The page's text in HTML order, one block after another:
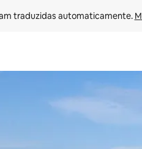
traduzidas automaticamente.